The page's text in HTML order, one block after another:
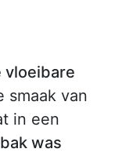
vloeibare
smaak van
in een
was